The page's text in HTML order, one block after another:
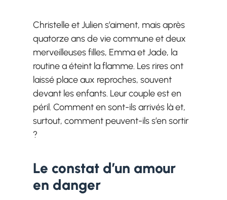
Christelle et Julien s’aiment, mais après
quatorze ans de vie commune et deux
merveilleuses filles, Emma et Jade, la
routine a éteint la flamme. Les rires ont
laissé place aux reproches, souvent
devant les enfants. Leur couple est en
péril. Comment en sont-ils arrivés là et,
surtout, comment peuvent-ils s’en sortir
?
Le constat d’un amour
en danger